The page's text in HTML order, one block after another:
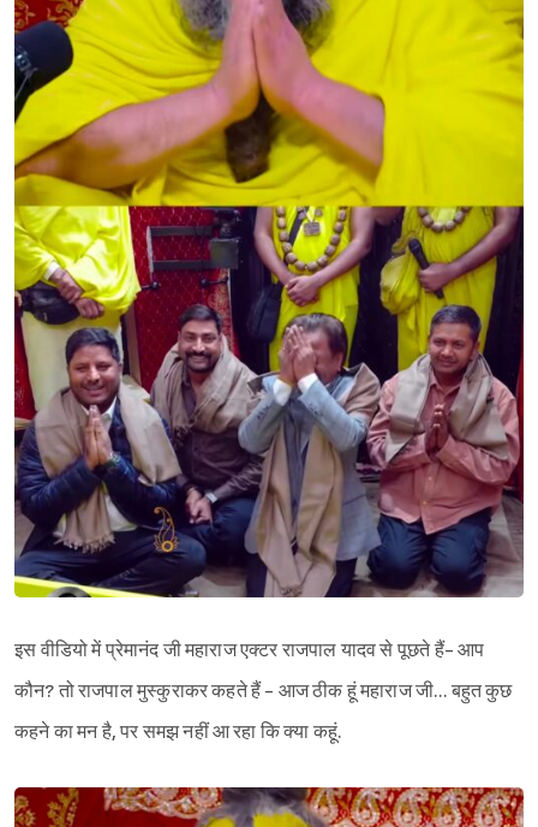
इस वीडियो में प्रेमानंद जी महाराज एक्टर राजपाल यादव से पूछते हैं- आप
कौन? तो राजपाल मुस्कुराकर कहते हैं - आज ठीक हूं महाराज जी… बहुत कुछ
कहने का मन है, पर समझ नहीं आ रहा कि क्या कहूं.